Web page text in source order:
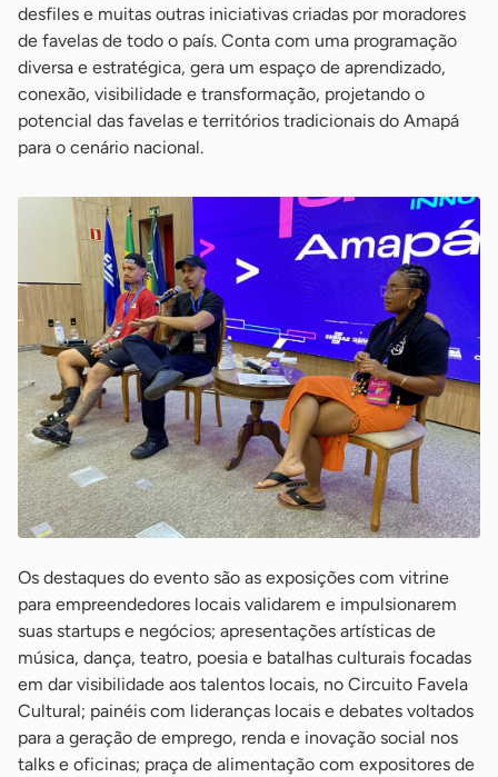
desfiles e muitas outras iniciativas criadas por moradores
de favelas de todo o país. Conta com uma programação
diversa e estratégica, gera um espaço de aprendizado,
conexão, visibilidade e transformação, projetando o
potencial das favelas e territórios tradicionais do Amapá
para o cenário nacional.
Os destaques do evento são as exposições com vitrine
para empreendedores locais validarem e impulsionarem
suas startups e negócios; apresentações artísticas de
música, dança, teatro, poesia e batalhas culturais focadas
em dar visibilidade aos talentos locais, no Circuito Favela
Cultural; painéis com lideranças locais e debates voltados
para a geração de emprego, renda e inovação social nos
talks e oficinas; praça de alimentação com expositores de